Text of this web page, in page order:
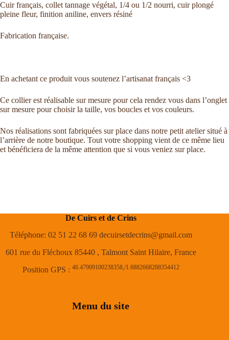
Cuir français, collet tannage végétal, 1/4 ou 1/2 nourri, cuir plongé
pleine fleur, finition aniline, envers résiné
Fabrication française.
En achetant ce produit vous soutenez l’artisanat français <3
Ce collier est réalisable sur mesure pour cela rendez vous dans l’onglet
sur mesure pour choisir la taille, vos boucles et vos couleurs.
Nos réalisations sont fabriquées sur place dans notre petit atelier situé à
l’arrière de notre boutique. Tout votre shopping vient de ce même lieu
et bénéficiera de la même attention que si vous veniez sur place.
De Cuirs et de Crins
Téléphone: 02 51 22 68 69 decuirsetdecrins@gmail.com
601 rue du Fléchoux 85440 , Talmont Saint Hilaire, France
Position GPS : 46.47909100238358,/1.6882668288354412
Menu du site